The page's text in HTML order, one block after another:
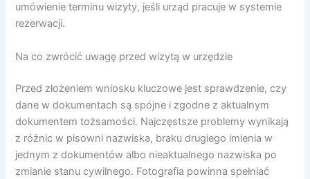
umówienie terminu wizyty, jeśli urząd pracuje w systemie
rezerwacji.
Na co zwrócić uwagę przed wizytą w urzędzie
Przed złożeniem wniosku kluczowe jest sprawdzenie, czy
dane w dokumentach są spójne i zgodne z aktualnym
dokumentem tożsamości. Najczęstsze problemy wynikają
z różnic w pisowni nazwiska, braku drugiego imienia w
jednym z dokumentów albo nieaktualnego nazwiska po
zmianie stanu cywilnego. Fotografia powinna spełniać